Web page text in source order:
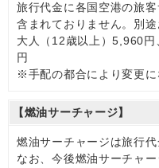
旅行代金に各国空港の旅
含まれておりません。別
大人（12歳以上）5,960
円
※手配の都合により変更に
【燃油サーチャージ】
燃油サーチャージは旅行代
なお、今後燃油サーチャ